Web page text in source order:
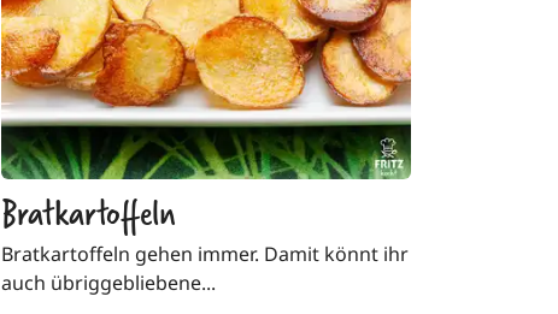
Bratkartoffeln
Bratkartoffeln gehen immer. Damit könnt ihr
auch übriggebliebene...